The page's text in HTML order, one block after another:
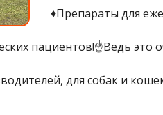
♦️Препараты для
пациентов!☝️Ведь это
для собак и